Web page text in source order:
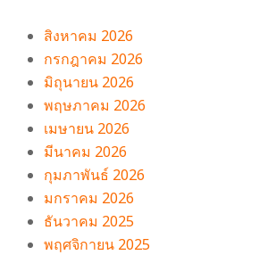
สิงหาคม 2026
กรกฎาคม 2026
มิถุนายน 2026
พฤษภาคม 2026
เมษายน 2026
มีนาคม 2026
กุมภาพันธ์ 2026
มกราคม 2026
ธันวาคม 2025
พฤศจิกายน 2025